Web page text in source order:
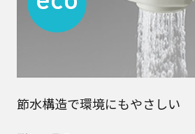
節水構造で環境にもやさしい